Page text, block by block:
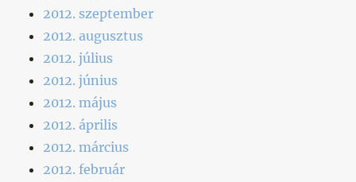
2012. szeptember
2012. augusztus
2012. július
2012. június
2012. május
2012. április
2012. március
2012. február